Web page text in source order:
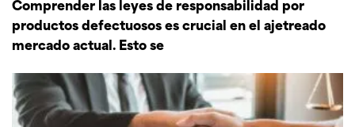
productos defectuosos es crucial en el ajetreado
mercado actual. Esto se